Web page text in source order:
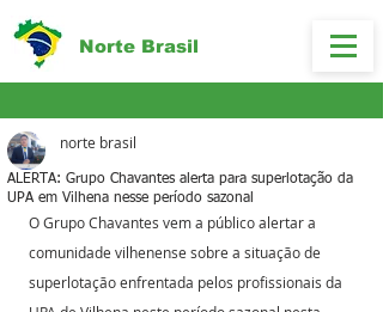
Norte Brasil
ALERTA: Grupo Chavantes alerta para superlotação da
UPA em Vilhena nesse período sazonal
norte brasil
O Grupo Chavantes vem a público alertar a
comunidade vilhenense sobre a situação de
superlotação enfrentada pelos profissionais da